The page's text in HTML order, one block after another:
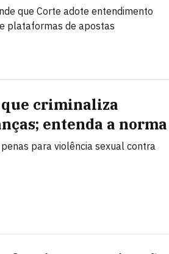
que Corte adote entendimento
plataformas de apostas
criminaliza
entenda a norma
para violência sexual contra